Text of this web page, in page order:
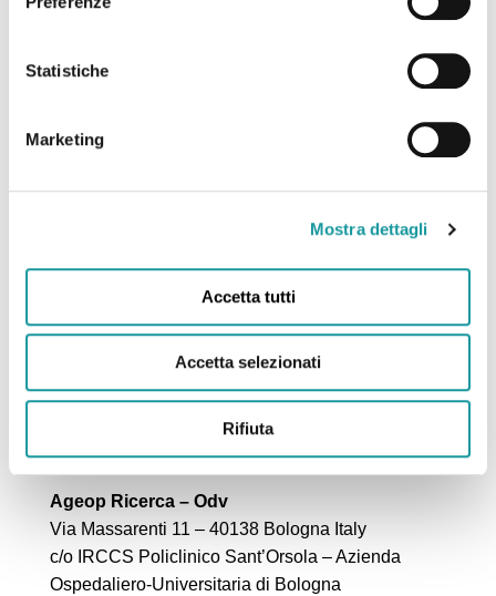
Statistiche
Marketing
Mostra dettagli
Accetta tutti
Accetta selezionati
Rifiuta
magica” “
Ageop Ricerca – Odv
Via Massarenti 11 – 40138 Bologna Italy
c/o IRCCS Policlinico Sant’Orsola – Azienda
Ospedaliero-Universitaria di Bologna